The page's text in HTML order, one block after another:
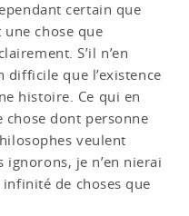
certain que
une chose que
S’il n’en
difficile que l’existence
histoire. Ce qui en
chose dont personne
veulent
ignorons, je n’en nierai
infinité de choses que